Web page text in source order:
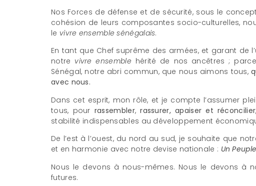
Nos Forces de défense et de sécurité, sous le concept
cohésion de leurs composantes socio-culturelles,
le vivre ensemble sénégalais.
En tant que Chef suprême des armées, et garant de
notre vivre ensemble hérité de nos ancêtres ;
Sénégal, notre abri commun, que nous aimons tous,
avec nous.
Dans cet esprit, mon rôle, et je compte l’assumer
tous, pour rassembler,rassurer, apaiser et
stabilité indispensables au développement
De l’est à l’ouest, du nord au sud, je souhaite que
et en harmonie avec notre devise nationale : Un
Nous le devons à nous-mêmes. Nous le devons à
futures.